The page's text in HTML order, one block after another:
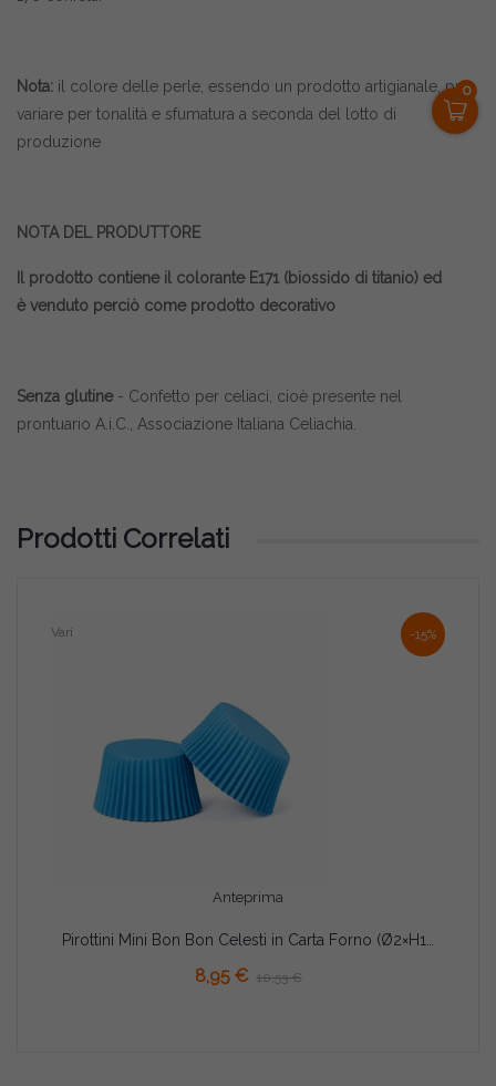
0
Nota: il colore delle perle, essendo un prodotto artigianale, può
variare per tonalità e sfumatura a seconda del lotto di
produzione
NOTA DEL PRODUTTORE
Il prodotto contiene il colorante E171 (biossido di titanio) ed
èvenduto perciò come prodotto decorativo
Senza glutine- Confetto per celiaci, cioè presente nel
prontuario A.i.C., Associazione Italiana Celiachia.
Prodotti Correlati
-15%
Anteprima
Vari
Pirottini Mini Bon Bon Celesti in Carta Forno (Ø2×H1,5cm) – Per Dolcetti e Confetti (1000 Pz)
8,95 € 10,53 €